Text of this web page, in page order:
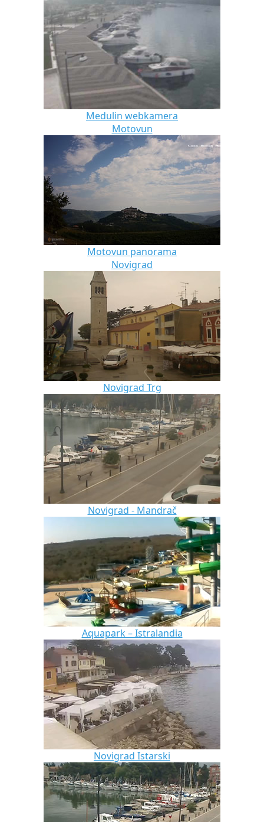
Medulin webkamera
Motovun
Motovun panorama
Novigrad
Novigrad Trg
Novigrad - Mandrač
Aquapark – Istralandia
Novigrad Istarski